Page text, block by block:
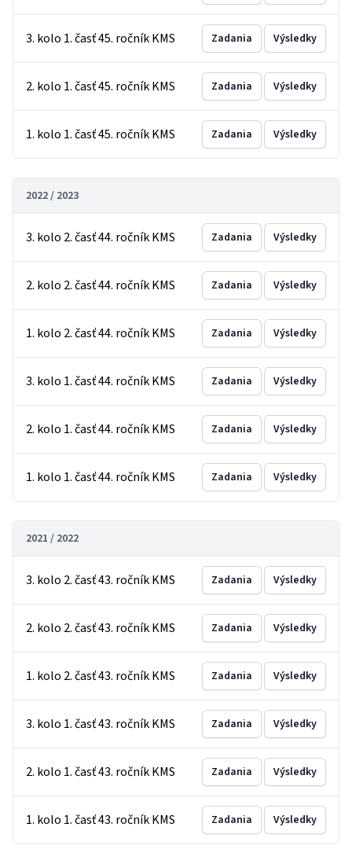
3. kolo 1. časť 45. ročník KMS Zadania Výsledky
2. kolo 1. časť 45. ročník KMS Zadania Výsledky
1. kolo 1. časť 45. ročník KMS Zadania Výsledky
2022 / 2023
3. kolo 2. časť 44. ročník KMS Zadania Výsledky
2. kolo 2. časť 44. ročník KMS Zadania Výsledky
1. kolo 2. časť 44. ročník KMS Zadania Výsledky
3. kolo 1. časť 44. ročník KMS Zadania Výsledky
2. kolo 1. časť 44. ročník KMS Zadania Výsledky
1. kolo 1. časť 44. ročník KMS Zadania Výsledky
2021 / 2022
3. kolo 2. časť 43. ročník KMS Zadania Výsledky
2. kolo 2. časť 43. ročník KMS Zadania Výsledky
1. kolo 2. časť 43. ročník KMS Zadania Výsledky
3. kolo 1. časť 43. ročník KMS Zadania Výsledky
2. kolo 1. časť 43. ročník KMS Zadania Výsledky
1. kolo 1. časť 43. ročník KMS Zadania Výsledky